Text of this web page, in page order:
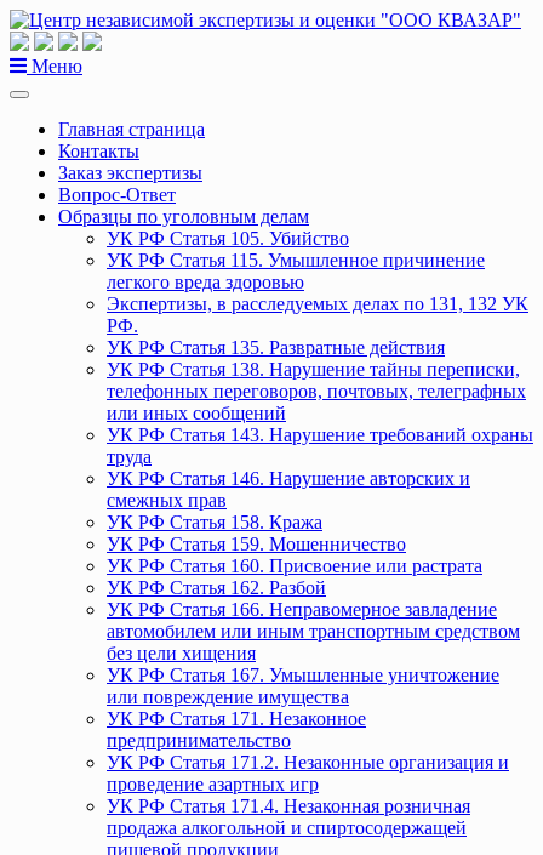
Перейти
к
содержанию
Меню
Главная страница
Контакты
Заказ экспертизы
Вопрос-Ответ
Образцы по уголовным делам
УК РФ Статья 105. Убийство
УК РФ Статья 115. Умышленное причинение
легкого вреда здоровью
Экспертизы, в расследуемых делах по 131, 132 УК
РФ.
УК РФ Статья 135. Развратные действия
УК РФ Статья 138. Нарушение тайны переписки,
телефонных переговоров, почтовых, телеграфных
или иных сообщений
УК РФ Статья 143. Нарушение требований охраны
труда
УК РФ Статья 146. Нарушение авторских и
смежных прав
УК РФ Статья 158. Кража
УК РФ Статья 159. Мошенничество
УК РФ Статья 160. Присвоение или растрата
УК РФ Статья 162. Разбой
УК РФ Статья 166. Неправомерное завладение
автомобилем или иным транспортным средством
без цели хищения
УК РФ Статья 167. Умышленные уничтожение
или повреждение имущества
УК РФ Статья 171. Незаконное
предпринимательство
УК РФ Статья 171.2. Незаконные организация и
проведение азартных игр
УК РФ Статья 171.4. Незаконная розничная
продажа алкогольной и спиртосодержащей
пищевой продукции